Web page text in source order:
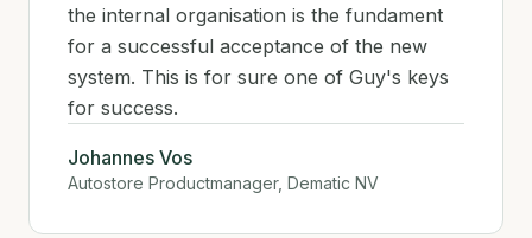
the internal organisation is the fundament
for a successful acceptance of the new
system. This is for sure one of Guy's keys
for success.
Johannes Vos
Autostore Productmanager, Dematic NV